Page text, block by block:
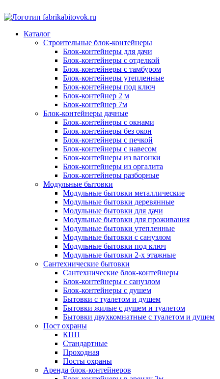
Каталог
Строительные блок-контейнеры
Блок-контейнеры для дачи
Блок-контейнеры с отделкой
Блок-контейнеры с тамбуром
Блок-контейнеры утепленные
Блок-контейнеры под ключ
Блок-контейнер 2 м
Блок-контейнер 7м
Блок-контейнеры дачные
Блок-контейнеры с окнами
Блок-контейнеры без окон
Блок-контейнеры с печкой
Блок-контейнеры с навесом
Блок-контейнеры из вагонки
Блок-контейнеры из оргалита
Блок-контейнеры разборные
Модульные бытовки
Модульные бытовки металлические
Модульные бытовки деревянные
Модульные бытовки для дачи
Модульные бытовки для проживания
Модульные бытовки утепленные
Модульные бытовки с санузлом
Модульные бытовки под ключ
Модульные бытовки 2-х этажные
Сантехнические бытовки
Сантехнические блок-контейнеры
Блок-контейнеры с санузлом
Блок-контейнеры с душем
Бытовки с туалетом и душем
Бытовки жилые с душем и туалетом
Бытовки двухкомнатные с туалетом и душем
Пост охраны
КПП
Стандартные
Проходная
Посты охраны
Аренда блок-контейнеров